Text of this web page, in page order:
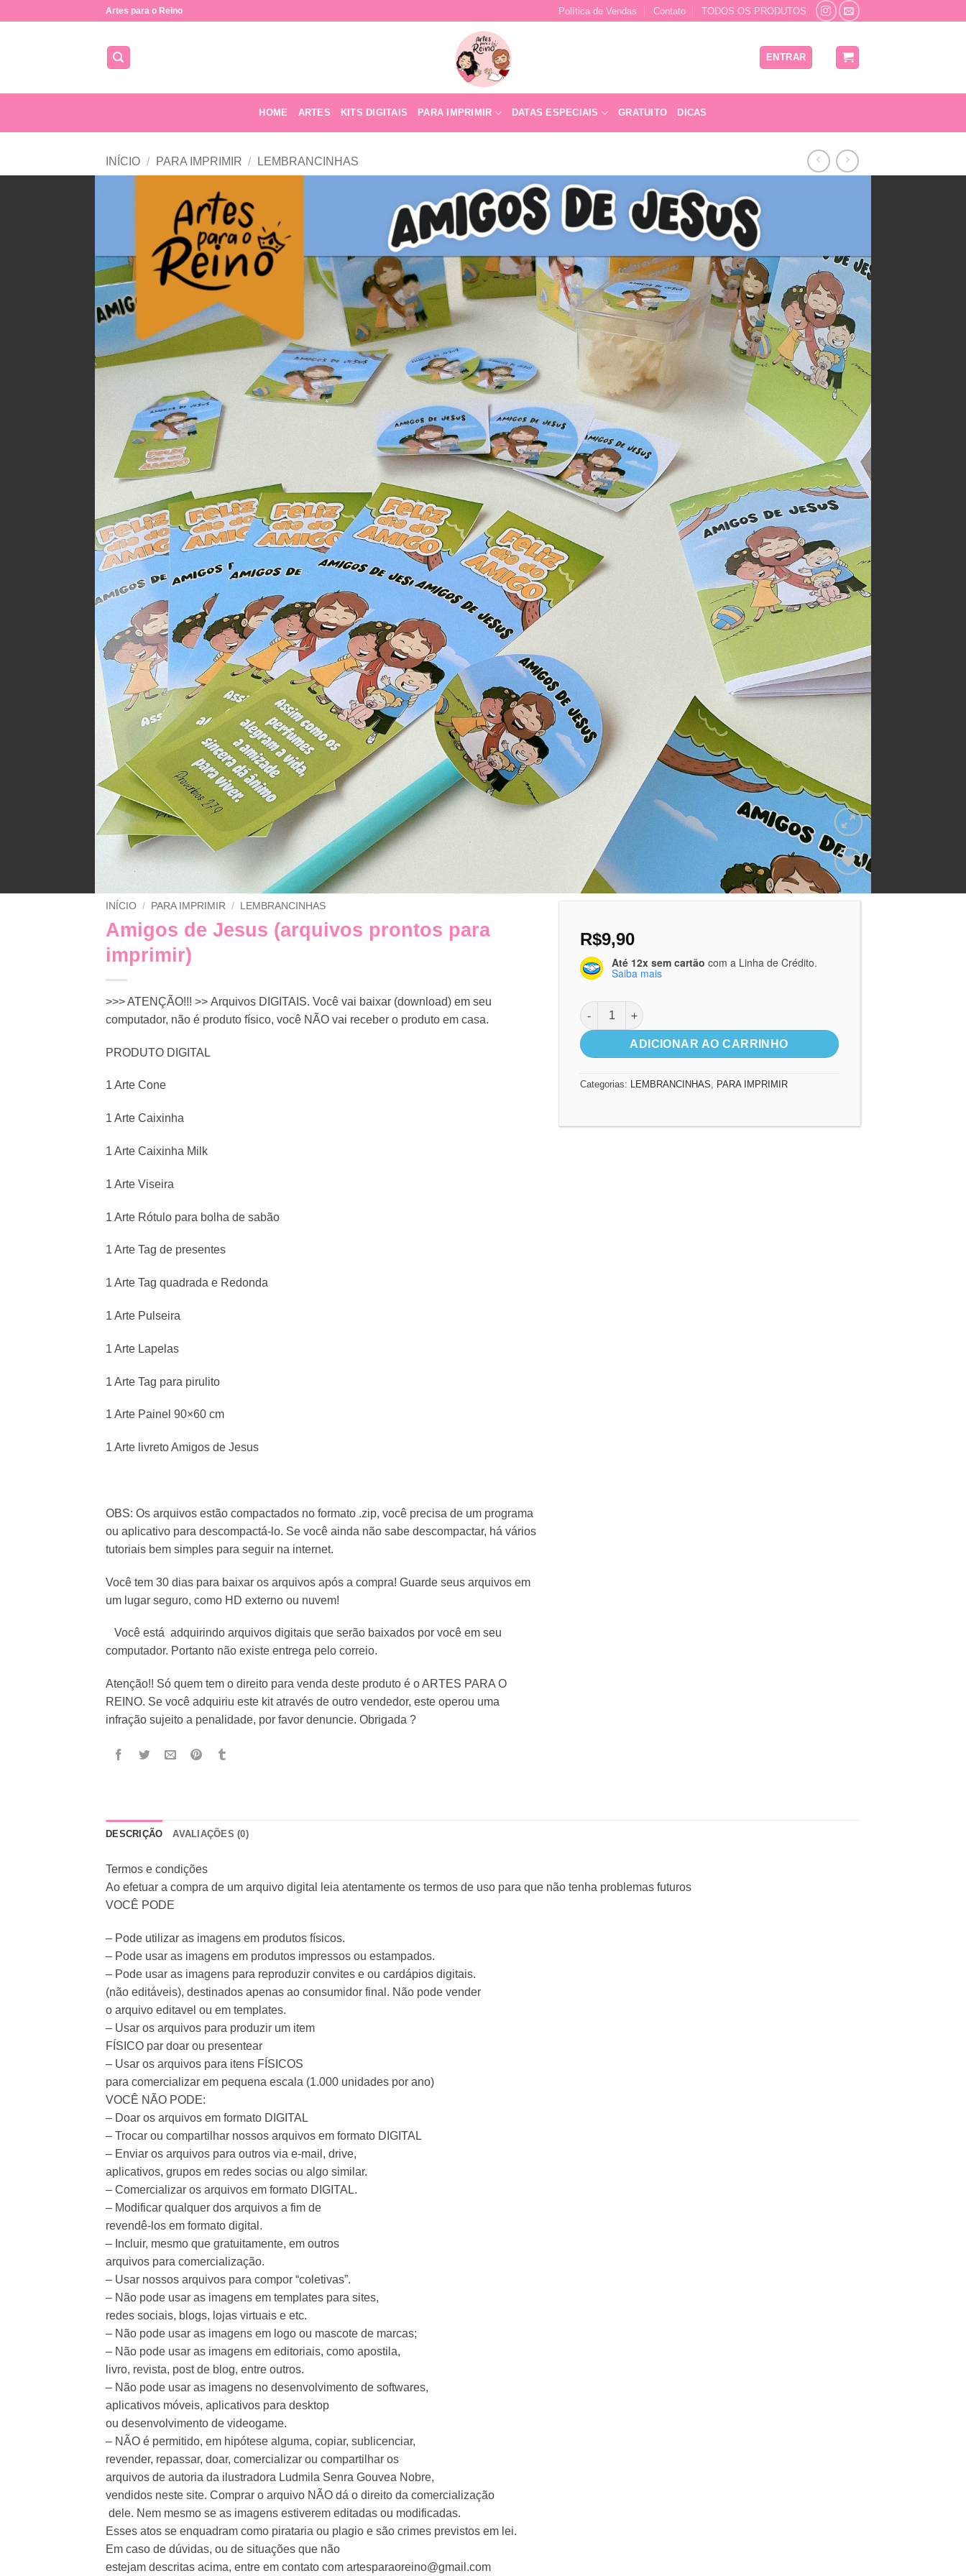
Artes para o Reino Política de Vendas Contato TODOS OS PRODUTOS
ENTRAR
HOME ARTES KITS DIGITAIS PARA IMPRIMIR DATAS ESPECIAIS GRATUITO DICAS
INÍCIO / PARA IMPRIMIR / LEMBRANCINHAS
Adicionar
INÍCIO / PARA IMPRIMIR / LEMBRANCINHAS
Amigos de Jesus (arquivos prontos para
imprimir)
>>> ATENÇÃO!!! >> Arquivos DIGITAIS. Você vai baixar (download) em seu
computador, não é produto físico, você NÃO vai receber o produto em casa.
PRODUTO DIGITAL
1 Arte Cone
1 Arte Caixinha
1 Arte Caixinha Milk
1 Arte Viseira
1 Arte Rótulo para bolha de sabão
1 Arte Tag de presentes
1 Arte Tag quadrada e Redonda
1 Arte Pulseira
1 Arte Lapelas
1 Arte Tag para pirulito
1 Arte Painel 90×60 cm
1 Arte livreto Amigos de Jesus
OBS: Os arquivos estão compactados no formato .zip, você precisa de um programa
ou aplicativo para descompactá-lo. Se você ainda não sabe descompactar, há vários
tutoriais bem simples para seguir na internet.
Você tem 30 dias para baixar os arquivos após a compra! Guarde seus arquivos em
um lugar seguro, como HD externo ou nuvem!
Você está adquirindo arquivos digitais que serão baixados por você em seu
computador. Portanto não existe entrega pelo correio.
Atenção!! Só quem tem o direito para venda deste produto é o ARTES PARA O
REINO. Se você adquiriu este kit através de outro vendedor, este operou uma
infração sujeito a penalidade, por favor denuncie. Obrigada ?
R$9,90
Até 12x sem cartão com a Linha de Crédito.
Saiba mais
Amigos de Jesus (arquivos prontos para imprimir) quantidade
ADICIONAR AO CARRINHO
Categorias: LEMBRANCINHAS PARA IMPRIMIR
DESCRIÇÃO AVALIAÇÕES (0)
Termos e condições
Ao efetuar a compra de um arquivo digital leia atentamente os termos de uso para que não tenha problemas futuros
VOCÊ PODE
– Pode utilizar as imagens em produtos físicos.
– Pode usar as imagens em produtos impressos ou estampados.
– Pode usar as imagens para reproduzir convites e ou cardápios digitais.
(não editáveis), destinados apenas ao consumidor final. Não pode vender
o arquivo editavel ou em templates.
– Usar os arquivos para produzir um item
FÍSICO par doar ou presentear
– Usar os arquivos para itens FÍSICOS
para comercializar em pequena escala (1.000 unidades por ano)
VOCÊ NÃO PODE:
– Doar os arquivos em formato DIGITAL
– Trocar ou compartilhar nossos arquivos em formato DIGITAL
– Enviar os arquivos para outros via e-mail, drive,
aplicativos, grupos em redes socias ou algo similar.
– Comercializar os arquivos em formato DIGITAL.
– Modificar qualquer dos arquivos a fim de
revendê-los em formato digital.
– Incluir, mesmo que gratuitamente, em outros
arquivos para comercialização.
– Usar nossos arquivos para compor “coletivas”.
– Não pode usar as imagens em templates para sites,
redes sociais, blogs, lojas virtuais e etc.
– Não pode usar as imagens em logo ou mascote de marcas;
– Não pode usar as imagens em editoriais, como apostila,
livro, revista, post de blog, entre outros.
– Não pode usar as imagens no desenvolvimento de softwares,
aplicativos móveis, aplicativos para desktop
ou desenvolvimento de videogame.
– NÃO é permitido, em hipótese alguma, copiar, sublicenciar,
revender, repassar, doar, comercializar ou compartilhar os
arquivos de autoria da ilustradora Ludmila Senra Gouvea Nobre,
vendidos neste site. Comprar o arquivo NÃO dá o direito da comercialização
dele. Nem mesmo se as imagens estiverem editadas ou modificadas.
Esses atos se enquadram como pirataria ou plagio e são crimes previstos em lei.
Em caso de dúvidas, ou de situações que não
estejam descritas acima, entre em contato com artesparaoreino@gmail.com